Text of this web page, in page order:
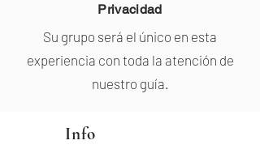
Privacidad
Su grupo será el único en esta
experiencia con toda la atención de
nuestro guía.
Info